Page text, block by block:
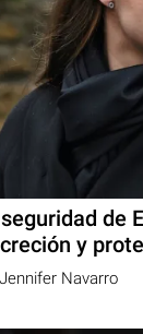
de
y
Jennifer Navarro